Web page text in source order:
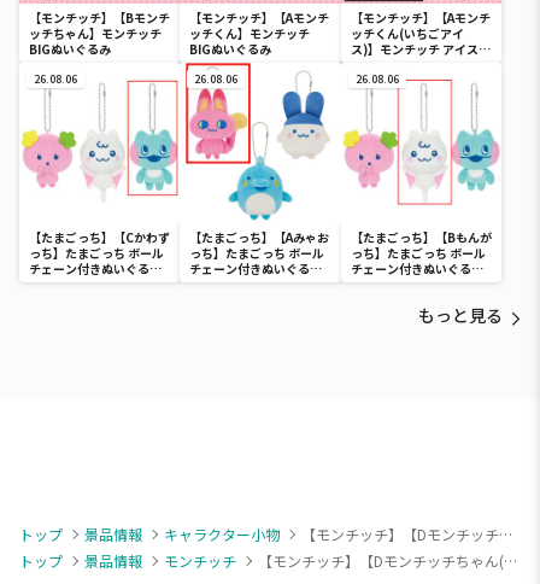
【モンチッチ】【Bモンチ
ッチちゃん】モンチッチ
BIGぬいぐるみ
【モンチッチ】【Aモンチ
ッチくん】モンチッチ
BIGぬいぐるみ
【モンチッチ】【Aモンチ
ッチくん(いちごアイ
ス)】モンチッチ アイス大
26.08.06
【たまごっち】【Cかわず
っち】たまごっち ボール
チェーン付きぬいぐるみ
～Tamagotchi
26.08.06
【たまごっち】【Aみゃお
っち】たまごっち ボール
チェーン付きぬいぐるみ
～Tamagotchi
26.08.06
【たまごっち】【Bもんが
っち】たまごっち ボール
チェーン付きぬいぐるみ
～Tamagotchi
もっと見る
トップ 景品情報 キャラクター小物
【モンチッチ】【Dモンチッチちゃん(ベージュ)】モンチッチ カラフルマスコット2
トップ
景品情報 モンチッチ 【モンチッチ】【Dモンチッチちゃん(ベージュ)】モンチッチ カラフルマスコット2